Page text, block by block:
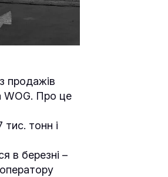
продажів
WOG. Про це
тонн і
в березні –